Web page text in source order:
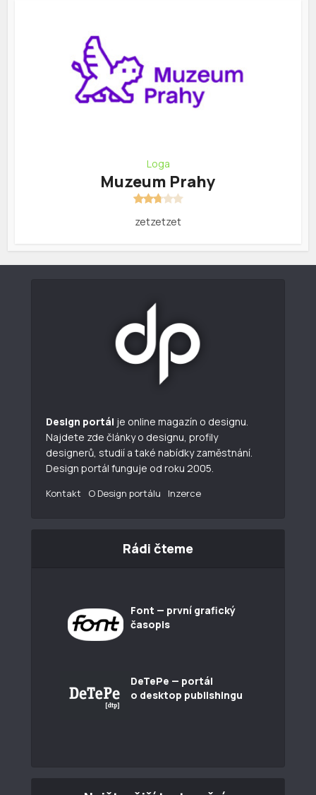
Loga
Muzeum Prahy
zetzetzet
Design portál je online magazín o designu.
Najdete zde články o designu, profily
designerů, studií a také nabídky zaměstnání.
Design portál funguje od roku 2005.
Kontakt O Design portálu Inzerce
Rádi čteme
Font — první grafický
časopis
DeTePe — portál
o desktop publishingu